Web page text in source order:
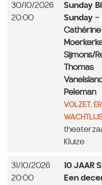
30/10/2026
20:00
Sunday
Sunday -
Cathérine
Sijmons/
Thomas
Peleman
VOLZET. ER
Kluize
31/10/2026
20:00
10 JAAR
Een